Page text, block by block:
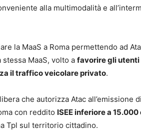
alla multimodalità e
la MaaS a Roma permettendo ad
MaaS, volto a favorire gli utenti
il traffico veicolare privato.
che autorizza Atac all’emissione
con reddito ISEE inferiore a 15.000
Tpl sul territorio cittadino.